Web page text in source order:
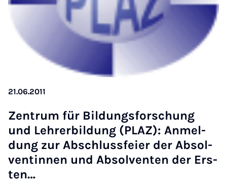
21.06.2011
Zen­trum für Bil­dungs­for­schung
und Lehr­er­bil­dung (PLAZ): An­mel­
dung zur Ab­schluss­fei­er der Ab­sol­
ven­tin­nen und Ab­sol­ven­ten der Ers­
ten…